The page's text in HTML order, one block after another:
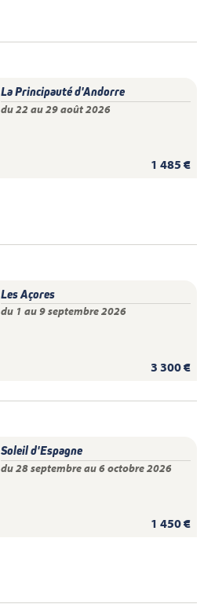
La Principauté d'Andorre
du 22 au 29 août 2026
1 485 €
Les Açores
du 1 au 9 septembre 2026
3 300 €
Soleil d'Espagne
du 28 septembre au 6 octobre 2026
1 450 €